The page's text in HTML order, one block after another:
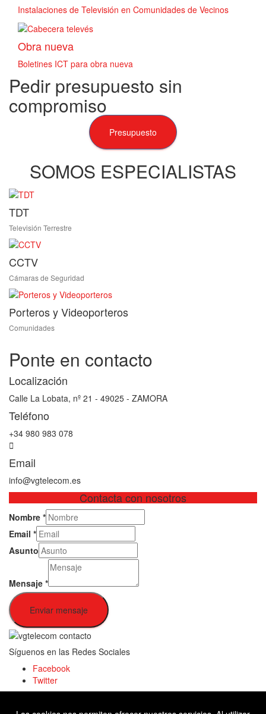
Instalaciones de Televisión en Comunidades de Vecinos
Obra nueva
Boletines ICT para obra nueva
Pedir presupuesto sin
compromiso
Presupuesto
SOMOS ESPECIALISTAS
TDT
Televisión Terrestre
CCTV
Cámaras de Seguridad
Porteros y Videoporteros
Comunidades
Ponte en contacto
Localización
Calle La Lobata, nº 21 - 49025 - ZAMORA
Teléfono
+34 980 983 078
Email
info@vgtelecom.es
Contacta con nosotros
Nombre *
Email *
Asunto
Mensaje *
Enviar mensaje
Síguenos en las Redes Sociales
Facebook
Twitter